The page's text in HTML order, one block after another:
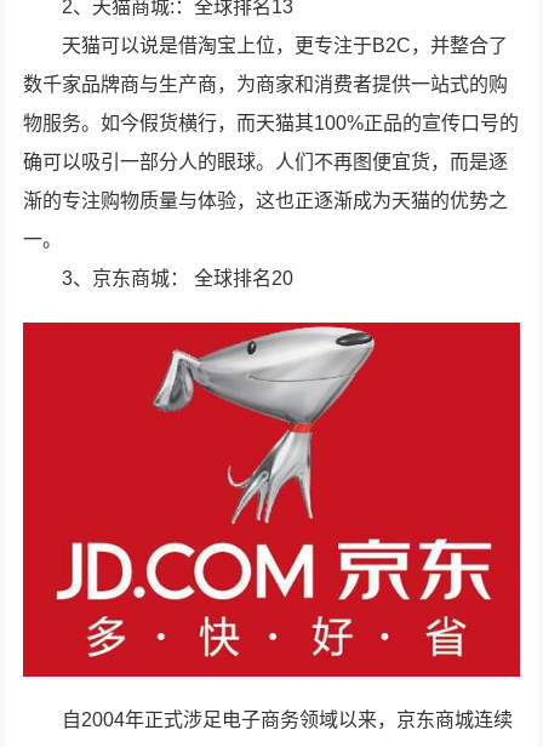
2、天猫商城:：全球排名13
天猫可以说是借淘宝上位，更专注于B2C，并整合了
数千家品牌商与生产商，为商家和消费者提供一站式的购
物服务。如今假货横行，而天猫其100%正品的宣传口号的
确可以吸引一部分人的眼球。人们不再图便宜货，而是逐
渐的专注购物质量与体验，这也正逐渐成为天猫的优势之
一。
3、京东商城： 全球排名20
自2004年正式涉足电子商务领域以来，京东商城连续